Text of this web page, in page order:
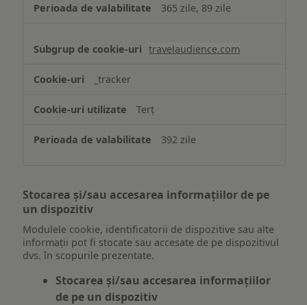
365 zile, 89 zile
travelaudience.com
_tracker
Terț
392 zile
Stocarea și/sau accesarea informațiilor de pe
un dispozitiv
Modulele cookie, identificatorii de dispozitive sau alte
informații pot fi stocate sau accesate de pe dispozitivul
dvs. în scopurile prezentate.
Stocarea și/sau accesarea informațiilor
de pe un dispozitiv